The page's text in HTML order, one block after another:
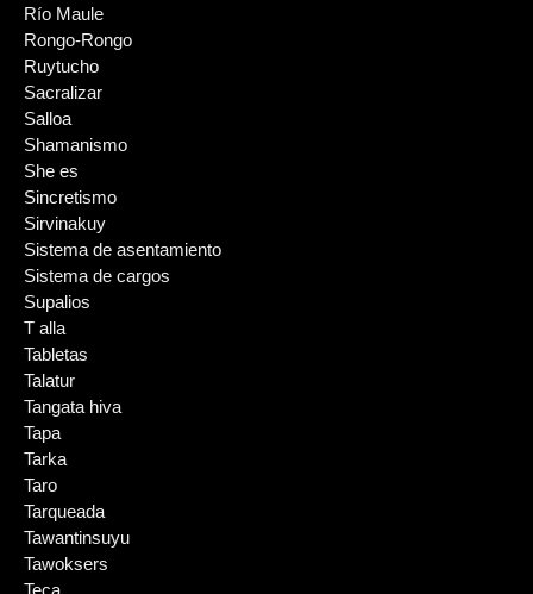
Río Maule
Rongo-Rongo
Ruytucho
Sacralizar
Salloa
Shamanismo
She es
Sincretismo
Sirvinakuy
Sistema de asentamiento
Sistema de cargos
Supalios
T alla
Tabletas
Talatur
Tangata hiva
Tapa
Tarka
Taro
Tarqueada
Tawantinsuyu
Tawoksers
Teca